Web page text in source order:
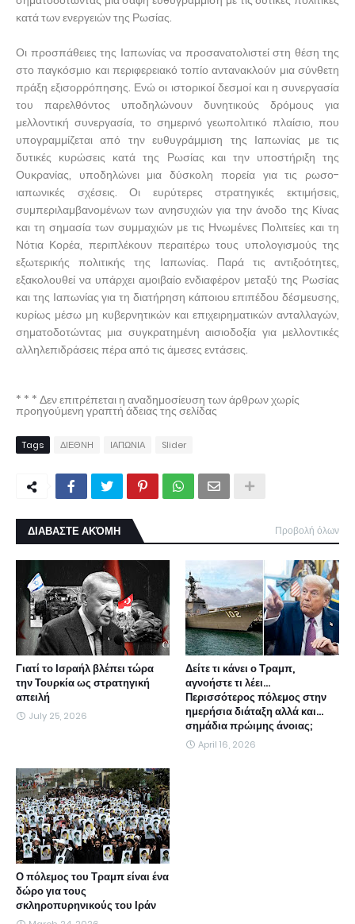
κατά των ενεργειών της Ρωσίας.
Οι προσπάθειες της Ιαπωνίας να προσανατολιστεί στη θέση της
στο παγκόσμιο και περιφερειακό τοπίο αντανακλούν μια σύνθετη
πράξη εξισορρόπησης. Ενώ οι ιστορικοί δεσμοί και η συνεργασία
του παρελθόντος υποδηλώνουν δυνητικούς δρόμους για
μελλοντική συνεργασία, το σημερινό γεωπολιτικό πλαίσιο, που
υπογραμμίζεται από την ευθυγράμμιση της Ιαπωνίας με τις
δυτικές κυρώσεις κατά της Ρωσίας και την υποστήριξη της
Ουκρανίας, υποδηλώνει μια δύσκολη πορεία για τις ρωσο-
ιαπωνικές σχέσεις. Οι ευρύτερες στρατηγικές εκτιμήσεις,
συμπεριλαμβανομένων των ανησυχιών για την άνοδο της Κίνας
και τη σημασία των συμμαχιών με τις Ηνωμένες Πολιτείες και τη
Νότια Κορέα, περιπλέκουν περαιτέρω τους υπολογισμούς της
εξωτερικής πολιτικής της Ιαπωνίας. Παρά τις αντιξοότητες,
εξακολουθεί να υπάρχει αμοιβαίο ενδιαφέρον μεταξύ της Ρωσίας
και της Ιαπωνίας για τη διατήρηση κάποιου επιπέδου δέσμευσης,
κυρίως μέσω μη κυβερνητικών και επιχειρηματικών ανταλλαγών,
σηματοδοτώντας μια συγκρατημένη αισιοδοξία για μελλοντικές
αλληλεπιδράσεις πέρα από τις άμεσες εντάσεις.
* * * Δεν επιτρέπεται η αναδημοσίευση των άρθρων χωρίς
προηγούμενη γραπτή άδειας της σελίδας
Tags ΔΙΕΘΝΗ ΙΑΠΩΝΙΑ Slider
ΔΙΑΒΑΣΤΕ ΑΚΌΜΗ Προβολή όλων
Γιατί το Ισραήλ βλέπει τώρα
την Τουρκία ως στρατηγική
απειλή
July 25, 2026
Δείτε τι κάνει ο Τραμπ,
αγνοήστε τι λέει...
Περισσότερος πόλεμος στην
ημερήσια διάταξη αλλά και...
σημάδια πρώιμης άνοιας;
April 16, 2026
Ο πόλεμος του Τραμπ είναι ένα
δώρο για τους
σκληροπυρηνικούς του Ιράν